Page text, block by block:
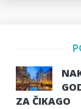
ZA ČIKAGO